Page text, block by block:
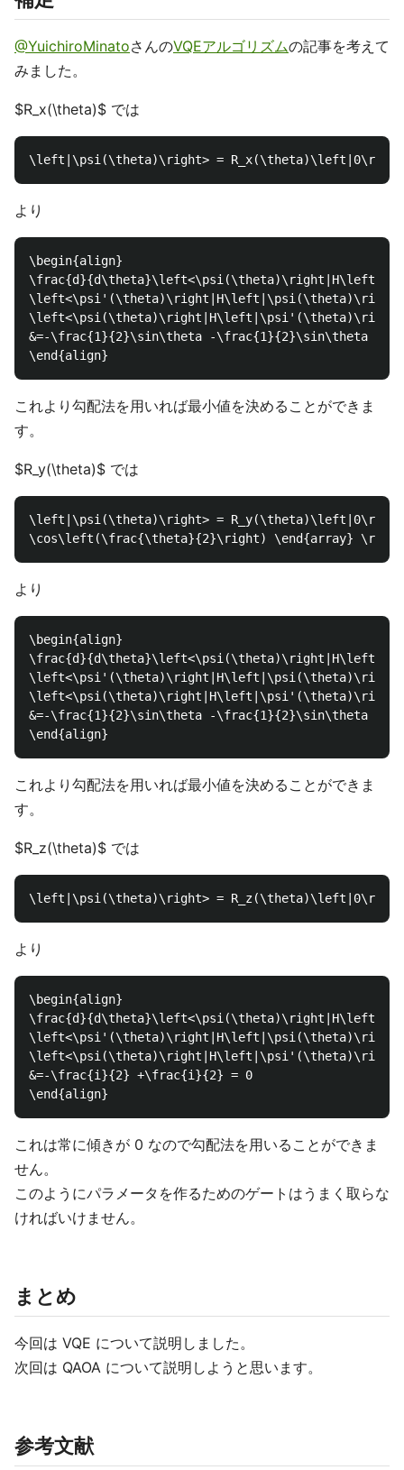
@YuichiroMinatoさんのVQEアルゴリズムの記事を考えて
みました。
$R_x(\theta)$ では
より
\begin{align}
&=-\frac{1}{2}\sin\theta -\frac{1}{2}\sin\theta = -
これより勾配法を用いれば最小値を決めることができま
す。
$R_y(\theta)$ では
\left|\psi(\theta)\right> =
より
\begin{align}
&=-\frac{1}{2}\sin\theta -\frac{1}{2}\sin\theta = -
これより勾配法を用いれば最小値を決めることができま
す。
$R_z(\theta)$ では
より
\begin{align}
&=-\frac{i}{2} +\frac{i}{2} = 0
これは常に傾きが 0 なので勾配法を用いることができま
せん。
このようにパラメータを作るためのゲートはうまく取らな
ければいけません。
まとめ
今回は VQE について説明しました。
次回は QAOA について説明しようと思います。
参考文献